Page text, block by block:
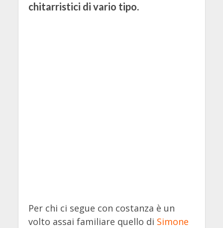
chitarristici di vario tipo.
Per chi ci segue con costanza è un
volto assai familiare quello di Simone